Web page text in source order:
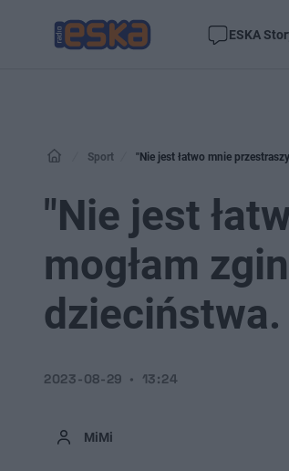
ESKA
Sport "Nie jest łatwo mnie
"Nie jest
mogłam
MiMi
2023-08-29 13:24